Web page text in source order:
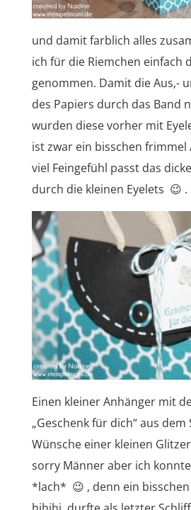
und damit farblich alles
ich für die Riemchen einfach
genommen. Damit die Aus,-
des Papiers durch das Band
wurden diese vorher mit
ist zwar ein bisschen
viel Feingefühl passt das
durch die kleinen Eyelets 😉 .
Einen kleiner Anhänger mit
„Geschenk für dich“ aus
Wünsche einer kleinen
sorry Männer aber ich
*lach* 😉 , denn ein bisschen